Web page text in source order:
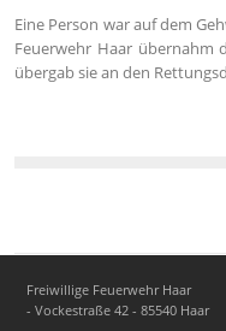
Eine Person war auf dem
Feuerwehr Haar übernahm
übergab sie an den
Freiwillige Feuerwehr Haar
- Vockestraße 42 - 85540 Haar